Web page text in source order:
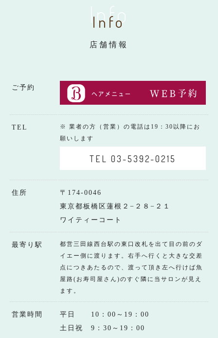
Info
Info
店舗情報
ご予約
TEL
※ 業者の方（営業）の電話は19：30以降にお
願いします
TEL 03-5392-0215
住所
〒174-0046
東京都板橋区蓮根２−２８−２１
ワイティーコート
最寄り駅
都営三田線西台駅の東口改札を出て目の前のダ
イエー側に渡ります。右手へ行くと大きな交差
点につきあたるので、渡って頂き左へ行けば魚
屋路(お寿司屋さん)のすぐ隣に当サロンが見え
ます。
営業時間
平日 10：00～19：00
土日祝 9：30～19：00